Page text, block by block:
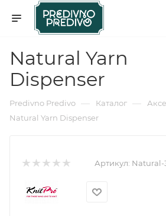
Natural Yarn
Dispenser
Predivno Predivo — Каталог —
Natural Yarn Dispenser
Артикул: Natural-